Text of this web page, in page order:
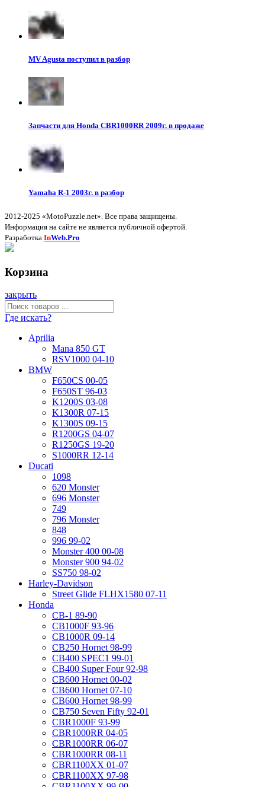
MV Agusta поступил в разбор
Запчасти для Honda CBR1000RR 2009г. в продаже
Yamaha R-1 2003г. в разбор
2012-2025 «MotoPuzzle.net». Все права защищены.
Информация на сайте не является публичной офертой.
Разработка InWeb.Pro
Корзина
закрыть
Где искать?
Aprilia
Mana 850 GT
RSV1000 04-10
BMW
F650CS 00-05
F650ST 96-03
K1200S 03-08
K1300R 07-15
K1300S 09-15
R1200GS 04-07
R1250GS 19-20
S1000RR 12-14
Ducati
1098
620 Monster
696 Monster
749
796 Monster
848
996 99-02
Monster 400 00-08
Monster 900 94-02
SS750 98-02
Harley-Davidson
Street Glide FLHX1580 07-11
Honda
CB-1 89-90
CB1000F 93-96
CB1000R 09-14
CB250 Hornet 98-99
CB400 SPEC1 99-01
CB400 Super Four 92-98
CB600 Hornet 00-02
CB600 Hornet 07-10
CB600 Hornet 98-99
CB750 Seven Fifty 92-01
CBR1000F 93-99
CBR1000RR 04-05
CBR1000RR 06-07
CBR1000RR 08-11
CBR1100XX 01-07
CBR1100XX 97-98